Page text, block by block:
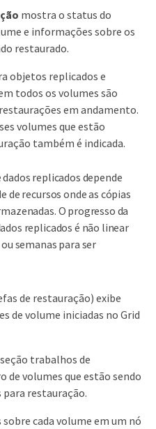
mostra o status do
e informações sobre os
restaurado.
objetos replicados e
todos os volumes são
em andamento.
volumes que estão
também é indicada.
replicados depende
de recursos onde as cópias
O progresso da
replicados é não linear
semanas para ser
de restauração) exibe
de volume iniciadas no Grid
trabalhos de
de volumes que estão sendo
restauração.
cada volume em um nó